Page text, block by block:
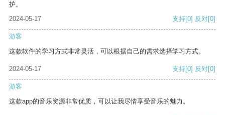
护。
2024-05-17
支持[0] 反对[0]
游客
这款软件的学习方式非常灵活，可以根据自己的需求选择学习方式。
2024-05-17 支持[0] 反对[0]
游客
这款app的音乐资源非常优质，可以让我尽情享受音乐的魅力。